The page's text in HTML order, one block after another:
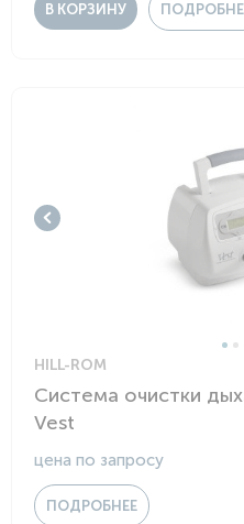
В КОРЗИНУ
HILL-ROM
Система очистки
Vest
цена по запросу
ПОДРОБНЕЕ